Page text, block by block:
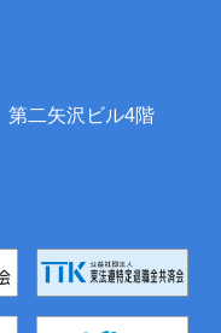
第二矢沢ビル4階